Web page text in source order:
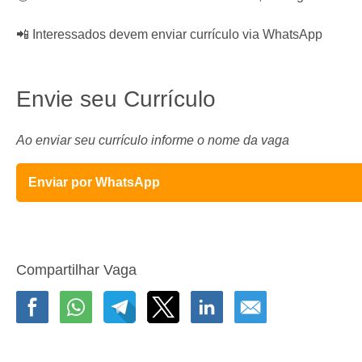
📲 Interessados devem enviar currículo via WhatsApp
Envie seu Currículo
Ao enviar seu currículo informe o nome da vaga
Enviar por WhatsApp
Compartilhar Vaga